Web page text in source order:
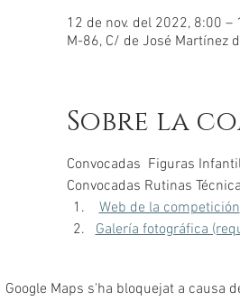
12 de nov. del 2022, 8:00
M-86, C/ de José Martínez
Sobre la
Convocadas  Figuras
Convocadas Rutinas
Web de la competición
Galería fotográfica
Google Maps s'ha bloquejat a causa